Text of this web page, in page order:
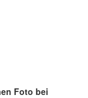
Foto bei